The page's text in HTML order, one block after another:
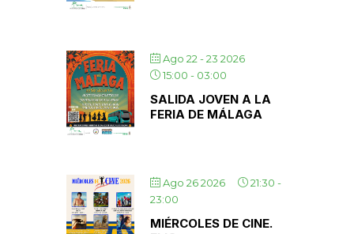
Ago 22 - 23 2026
15:00 - 03:00
SALIDA JOVEN A LA
FERIA DE MÁLAGA
Ago 26 2026 21:30 -
23:00
MIÉRCOLES DE CINE.